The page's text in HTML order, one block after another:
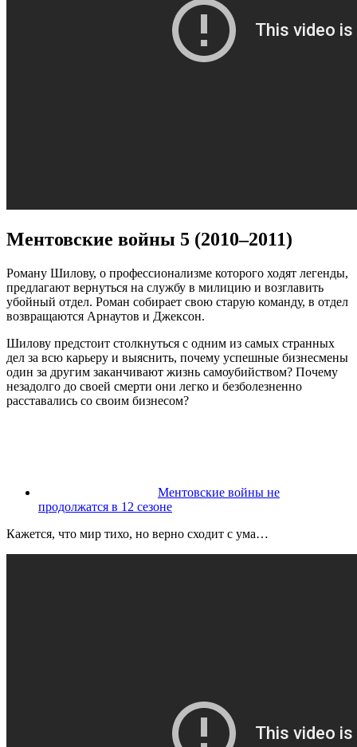
Ментовские войны 5 (2010–2011)
Роману Шилову, о профессионализме которого ходят легенды,
предлагают вернуться на службу в милицию и возглавить
убойный отдел. Роман собирает свою старую команду, в отдел
возвращаются Арнаутов и Джексон.
Шилову предстоит столкнуться с одним из самых странных
дел за всю карьеру и выяснить, почему успешные бизнесмены
один за другим заканчивают жизнь самоубийством? Почему
незадолго до своей смерти они легко и безболезненно
расставались со своим бизнесом?
Ментовские войны не
продолжатся в 12 сезоне
Кажется, что мир тихо, но верно сходит с ума…